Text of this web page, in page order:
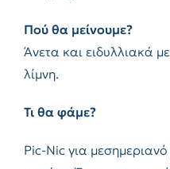
Πού θα μείνουμε?
Άνετα και ειδυλλιακά
λίμνη.
Τι θα φάμε?
Pic-Nic για